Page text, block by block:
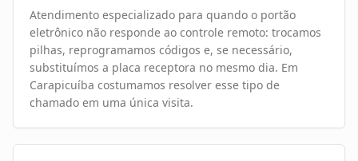
Atendimento especializado para quando o portão
eletrônico não responde ao controle remoto: trocamos
pilhas, reprogramamos códigos e, se necessário,
substituímos a placa receptora no mesmo dia. Em
Carapicuíba costumamos resolver esse tipo de
chamado em uma única visita.